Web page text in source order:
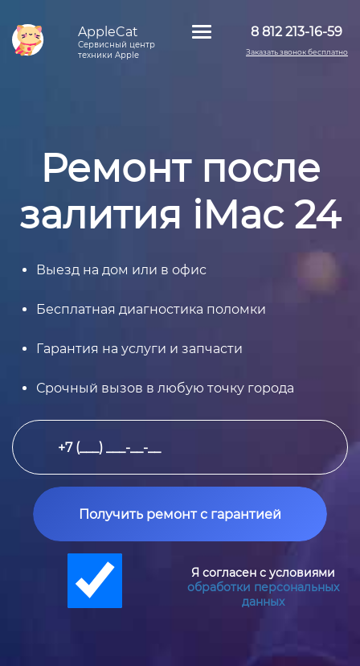
AppleCat
Сервисный центр
техники Apple
8 812 213-16-59
Заказать звонок бесплатно
Ремонт после
залития iMac 24
Выезд на дом или в офис
Бесплатная диагностика поломки
Гарантия на услуги и запчасти
Срочный вызов в любую точку города
Получить ремонт с гарантией
Я согласен с условиями
обработки персональных
данных